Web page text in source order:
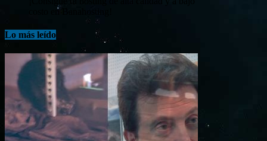
costo en Banahosting!
Lo más leído